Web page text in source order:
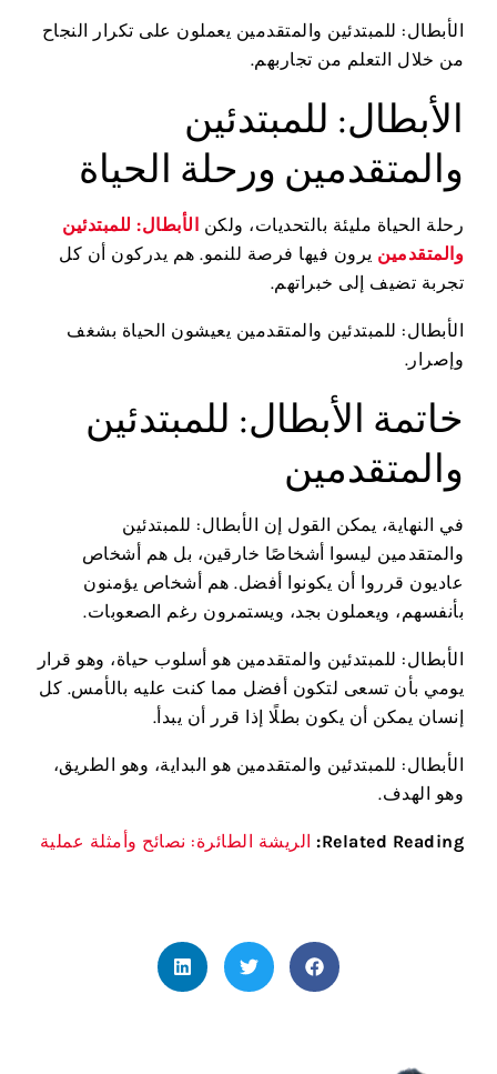
الأبطال: للمبتدئين والمتقدمين يعملون على تكرار النجاح
من خلال التعلم من تجاربهم.
الأبطال: للمبتدئين
والمتقدمين ورحلة الحياة
رحلة الحياة مليئة بالتحديات، ولكن الأبطال: للمبتدئين
والمتقدمين يرون فيها فرصة للنمو. هم يدركون أن كل
تجربة تضيف إلى خبراتهم.
الأبطال: للمبتدئين والمتقدمين يعيشون الحياة بشغف
وإصرار.
خاتمة الأبطال: للمبتدئين
والمتقدمين
في النهاية، يمكن القول إن الأبطال: للمبتدئين
والمتقدمين ليسوا أشخاصًا خارقين، بل هم أشخاص
عاديون قرروا أن يكونوا أفضل. هم أشخاص يؤمنون
بأنفسهم، ويعملون بجد، ويستمرون رغم الصعوبات.
الأبطال: للمبتدئين والمتقدمين هو أسلوب حياة، وهو قرار
يومي بأن تسعى لتكون أفضل مما كنت عليه بالأمس. كل
إنسان يمكن أن يكون بطلًا إذا قرر أن يبدأ.
الأبطال: للمبتدئين والمتقدمين هو البداية، وهو الطريق،
وهو الهدف.
Related Reading: الريشة الطائرة: نصائح وأمثلة عملية